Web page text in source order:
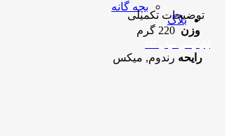
بچه گانه
بلاگ
توضیحات تکمیلی
وزن 220 گرم
رایحه رندوم, میکس